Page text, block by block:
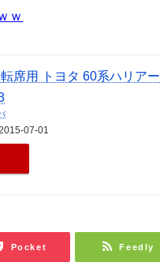
ｗ
席用 トヨタ 60系ハリアー
07-01
Pocket Feedly